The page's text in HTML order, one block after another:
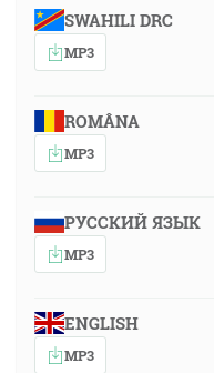
SWAHILI DRC
MP3
ROMÂNA
MP3
РУССКИЙ ЯЗЫК
MP3
ENGLISH
MP3